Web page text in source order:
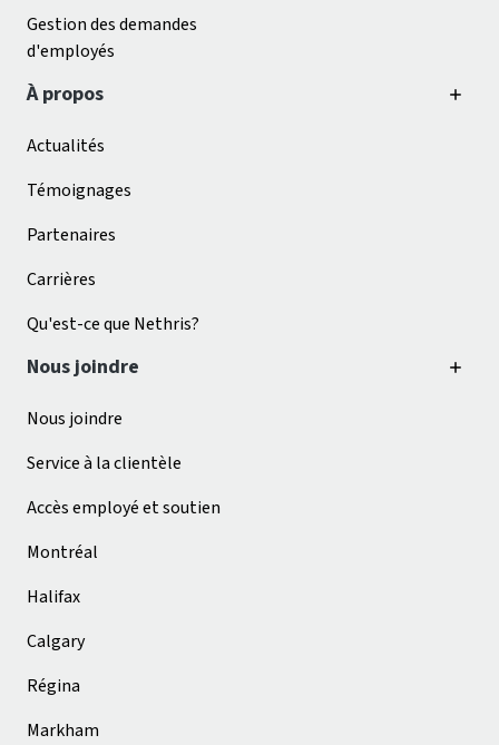
Gestion des demandes
d'employés
À propos
Actualités
Témoignages
Partenaires
Carrières
Qu'est-ce que Nethris?
Nous joindre
Nous joindre
Service à la clientèle
Accès employé et soutien
Montréal
Halifax
Calgary
Régina
Markham